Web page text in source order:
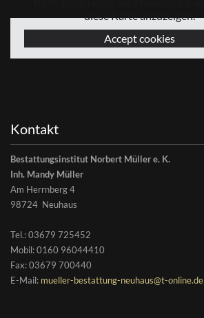
diese Karte anzuzeigen.
Accept cookies
Kontakt
Bestattungsinstitut Norbert Müller e. K.
Inh. Mandy Müller
Am Herrnberg 4
98724 Neuhaus
Tel.:03679 725452
Mobil: 0160 96044410
Fax: 03679 700440
E-Mail: mueller-bestattung-neuhaus@t-online.de